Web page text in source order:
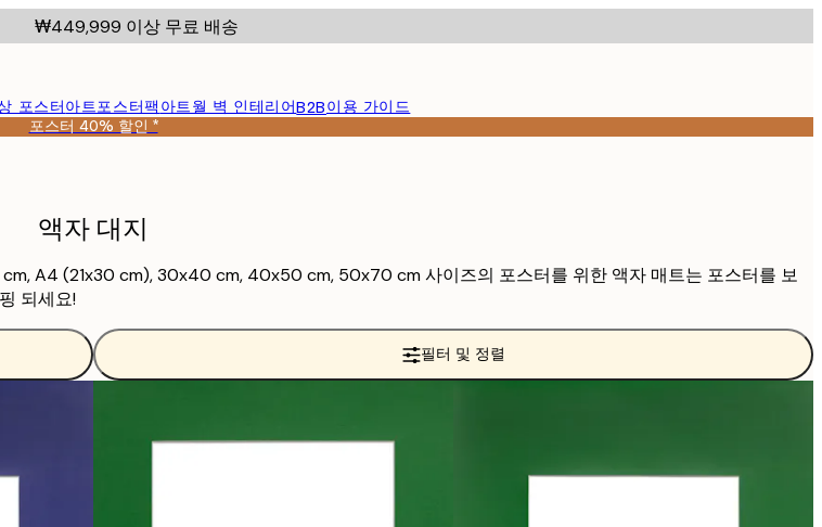
₩449,999 이상 무료 배송
포스터아트포스터팩 아트월 벽 인테리어B2B이용 가이드
포스터 40% 할인 *
액자 대지
A4 (21x30 cm), 30x40 cm, 40x50 cm, 50x70 cm 사이즈의 포스터를 위한 액자 매트는 포스터를 보
되세요!
필터 및 정렬